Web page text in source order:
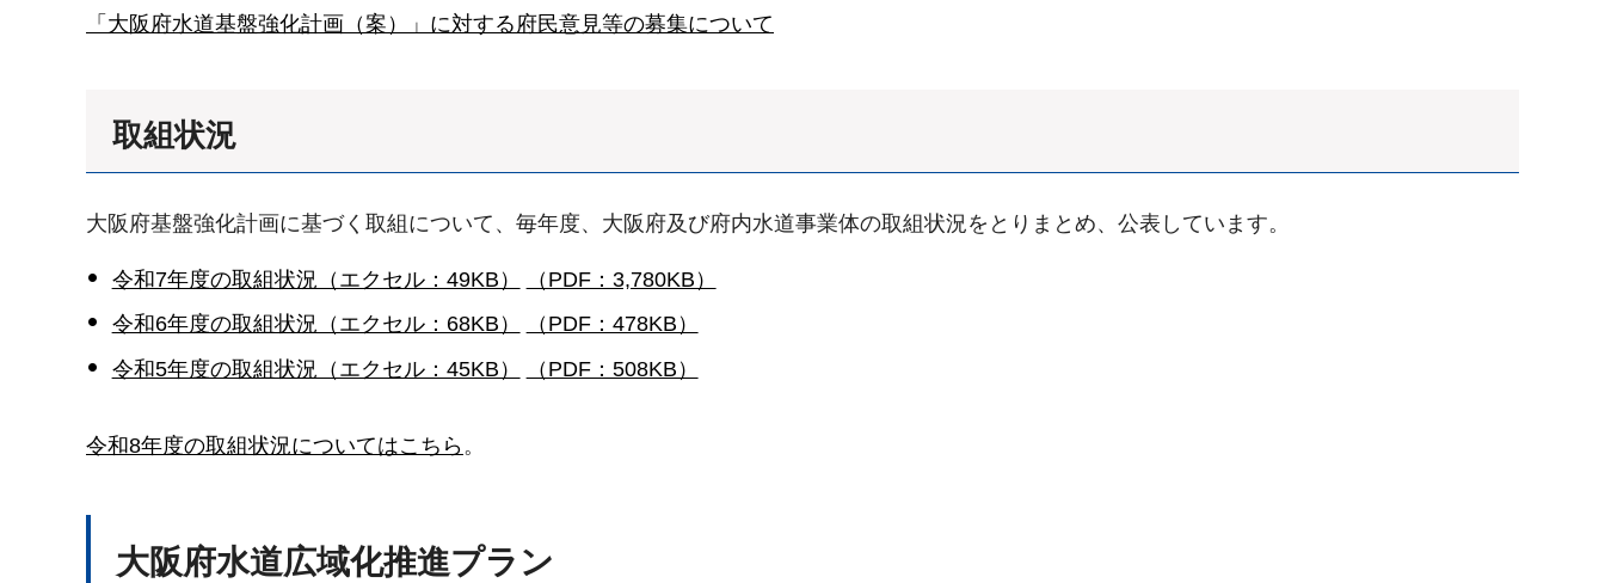
「大阪府水道基盤強化計画（案）」に対する府民意見等の募集について
取組状況
大阪府基盤強化計画に基づく取組について、毎年度、大阪府及び府内水道事業体の取組状況をとりまとめ、公表しています。
令和7年度の取組状況（エクセル：49KB）
（PDF：3,780KB）
令和6年度の取組状況（エクセル：68KB）
（PDF：478KB）
令和5年度の取組状況（エクセル：45KB）
（PDF：508KB）
令和8年度の取組状況についてはこちら。
大阪府水道広域化推進プラン